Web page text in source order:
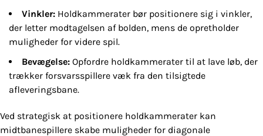
Vinkler: Holdkammerater bør positionere sig i vinkler,
der letter modtagelsen af bolden, mens de opretholder
muligheder for videre spil.
Bevægelse: Opfordre holdkammerater til at lave løb, der
trækker forsvarsspillere væk fra den tilsigtede
afleveringsbane.
Ved strategisk at positionere holdkammerater kan
midtbanespillere skabe muligheder for diagonale